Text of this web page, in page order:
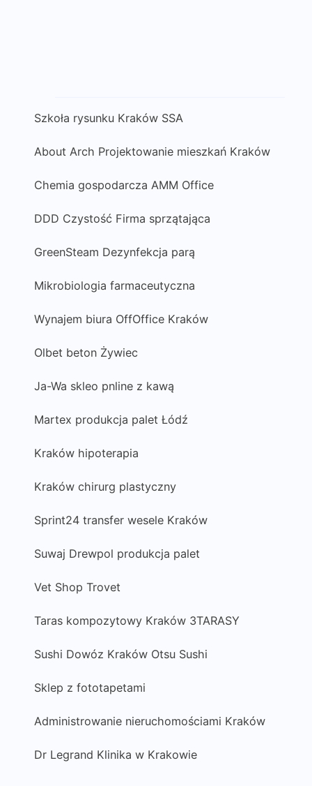
Szkoła rysunku Kraków SSA
About Arch Projektowanie mieszkań Kraków
Chemia gospodarcza AMM Office
DDD Czystość Firma sprzątająca
GreenSteam Dezynfekcja parą
Mikrobiologia farmaceutyczna
Wynajem biura OffOffice Kraków
Olbet beton Żywiec
Ja-Wa skleo pnline z kawą
Martex produkcja palet Łódź
Kraków hipoterapia
Kraków chirurg plastyczny
Sprint24 transfer wesele Kraków
Suwaj Drewpol produkcja palet
Vet Shop Trovet
Taras kompozytowy Kraków 3TARASY
Sushi Dowóz Kraków Otsu Sushi
Sklep z fototapetami
Administrowanie nieruchomościami Kraków
Dr Legrand Klinika w Krakowie